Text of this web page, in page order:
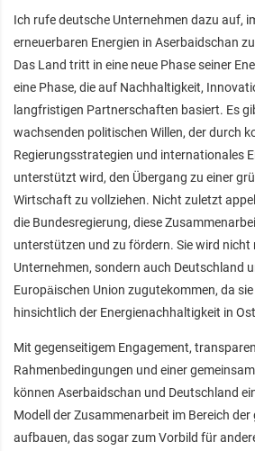
Ich rufe deutsche Unternehmen dazu auf,
erneuerbaren Energien in Aserbaidschan
Das Land tritt in eine neue Phase seiner
eine Phase, die auf Nachhaltigkeit,
langfristigen Partnerschaften basiert. Es
wachsenden politischen Willen, der durch
Regierungsstrategien und internationales
unterstützt wird, den Übergang zu einer
Wirtschaft zu vollziehen. Nicht zuletzt
die Bundesregierung, diese
unterstützen und zu fördern. Sie wird nicht
Unternehmen, sondern auch Deutschland
Europäischen Union zugutekommen, da
hinsichtlich der Energienachhaltigkeit in
Mit gegenseitigem Engagement,
Rahmenbedingungen und einer
können Aserbaidschan und Deutschland
Modell der Zusammenarbeit im Bereich der
aufbauen, das sogar zum Vorbild für